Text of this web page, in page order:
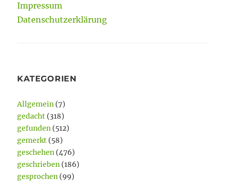
Impressum
Datenschutzerklärung
KATEGORIEN
Allgemein (7)
gedacht (318)
gefunden (512)
gemerkt (58)
geschehen (476)
geschrieben (186)
gesprochen (99)